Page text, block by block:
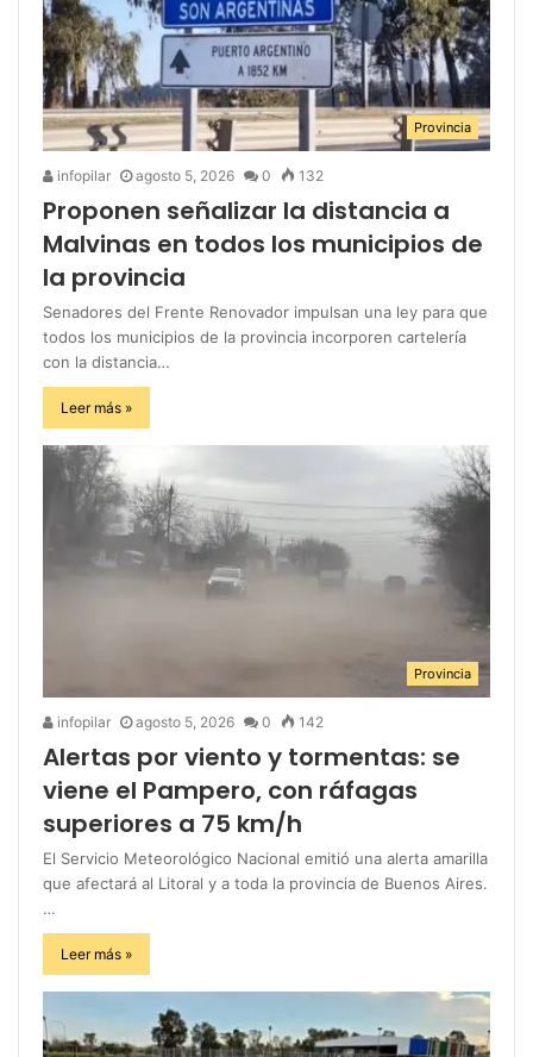
Provincia
infopilar agosto 5, 2026 0 132
Proponen señalizar la distancia a
Malvinas en todos los municipios de
la provincia
Senadores del Frente Renovador impulsan una ley para que
todos los municipios de la provincia incorporen cartelería
con la distancia…
Leer más »
Provincia
infopilar agosto 5, 2026 0 142
Alertas por viento y tormentas: se
viene el Pampero, con ráfagas
superiores a 75 km/h
El Servicio Meteorológico Nacional emitió una alerta amarilla
que afectará al Litoral y a toda la provincia de Buenos Aires.
…
Leer más »